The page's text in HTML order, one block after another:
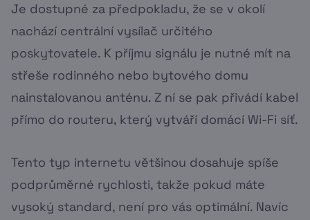
Je dostupné za předpokladu, že se v okolí
nachází centrální vysílač určitého
poskytovatele. K příjmu signálu je nutné mít na
střeše rodinného nebo bytového domu
nainstalovanou anténu. Z ní se pak přivádí kabel
přímo do routeru, který vytváří domácí Wi-Fi síť.
Tento typ internetu většinou dosahuje spíše
podprůměrné rychlosti, takže pokud máte
vysoký standard, není pro vás optimální. Navíc